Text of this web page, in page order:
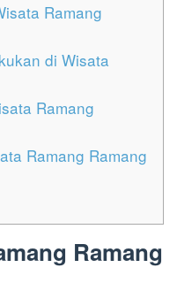
Ramang
di Wisata
Ramang
Ramang Ramang
Ramang